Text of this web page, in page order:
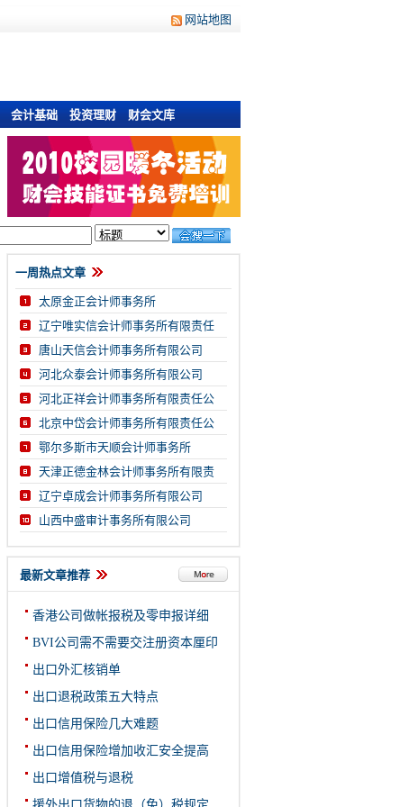
网站地图
会计基础 投资理财 财会文库
一周热点文章
太原金正会计师事务所
辽宁唯实信会计师事务所有限责任
唐山天信会计师事务所有限公司
河北众泰会计师事务所有限公司
河北正祥会计师事务所有限责任公
北京中岱会计师事务所有限责任公
鄂尔多斯市天顺会计师事务所
天津正德金林会计师事务所有限责
辽宁卓成会计师事务所有限公司
山西中盛审计事务所有限公司
最新文章推荐
香港公司做帐报税及零申报详细
BVI公司需不需要交注册资本厘印
出口外汇核销单
出口退税政策五大特点
出口信用保险几大难题
出口信用保险增加收汇安全提高
出口增值税与退税